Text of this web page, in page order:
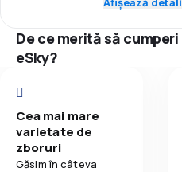
polecieliśmy już do Monachium
niedużym opóznieniem.W
miejscu byłem 22godziny
niż planowałem.
Rețeaua de conexiuni
Confort în timpul călătoriei
Transportul bagajelor
De ce merită să
eSky?
Cea mai mare
varietate de
zboruri
Găsim în câteva